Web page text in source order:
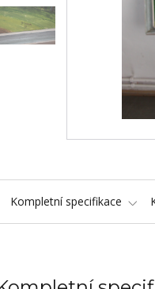
Kompletní specifikace